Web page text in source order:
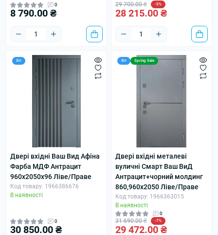
0
8 790.00 ₴
29 700.00 ₴ -5%
28 215.00 ₴
Хіт
Двері вхідні Ваш Вид Афіна
Фарба МДФ Антрацит
960х2050х96 Ліве/Праве
Код товару: 1966386676
В наявності
0
30 850.00 ₴
Хіт Spring Sale
Двері вхідні металеві
вуличні Смарт Ваш ВиД
Антрацит+чорний молдинг
860,960х2050 Ліве/Праве
Код товару: 1966363015
В наявності
0
31 690.00 ₴ -7%
29 472.00 ₴